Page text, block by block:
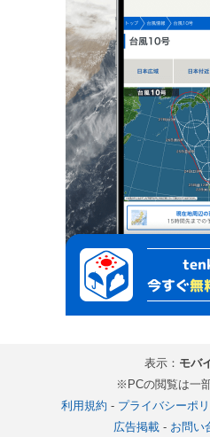
表示： モバ
※PCの閲覧は一
利用規約 - プライバシーポ
広告掲載- お問い